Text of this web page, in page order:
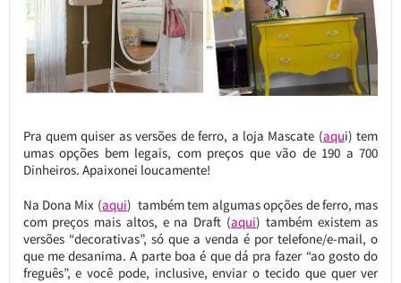
Pra quem quiser as versões de ferro, a loja Mascate (aqui) tem
umas opções bem legais, com preços que vão de 190 a 700
Dinheiros. Apaixonei loucamente!
Na Dona Mix (aqui) também tem algumas opções de ferro, mas
com preços mais altos, e na Draft (aqui) também existem as
versões “decorativas”, só que a venda é por telefone/e-mail, o
que me desanima. A parte boa é que dá pra fazer “ao gosto do
freguês”, e você pode, inclusive, enviar o tecido que quer ver